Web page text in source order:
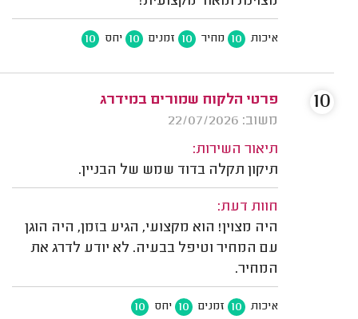
איכות 10 מחיר 10 זמנים 10 יחס 10
פרטי הלקוח שמורים במידרג
משוב: 22/07/2026
תיאור השירות:
תיקון תקלה בדוד שמש של הבניין.
חוות דעת:
היה מצוין! הוא מקצועי, הגיע בזמן, היה הוגן
עם המחיר וטיפל בבעיה. לא יודע לדרג את
המחיר.
איכות 10 זמנים 10 יחס 10
10